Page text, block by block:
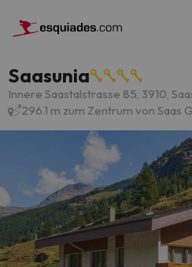
Saasunia
Innere Saastalstrasse 85, 3910,
296.1 m zum Zentrum von Saas